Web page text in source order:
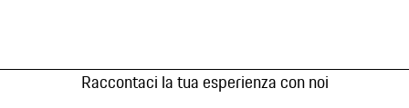
Raccontaci la tua esperienza con noi